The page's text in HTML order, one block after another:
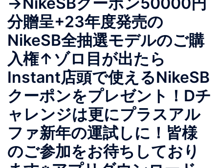
分贈呈+23年度発売の
NikeSB全抽選モデルのご購
入権↑ゾロ目が出たら
Instant店頭で使えるNikeSB
クーポンをプレゼント！Dチ
ャレンジは更にプラスアル
ファ新年の運試しに！皆様
のご参加をお待ちしており